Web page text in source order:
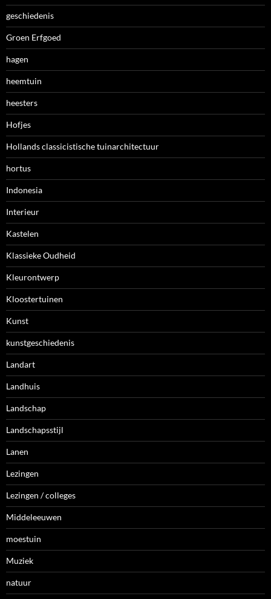
geschiedenis
Groen Erfgoed
hagen
heemtuin
heesters
Hofjes
Hollands classicistische tuinarchitectuur
hortus
Indonesia
Interieur
Kastelen
Klassieke Oudheid
Kleurontwerp
Kloostertuinen
Kunst
kunstgeschiedenis
Landart
Landhuis
Landschap
Landschapsstijl
Lanen
Lezingen
Lezingen / colleges
Middeleeuwen
moestuin
Muziek
natuur